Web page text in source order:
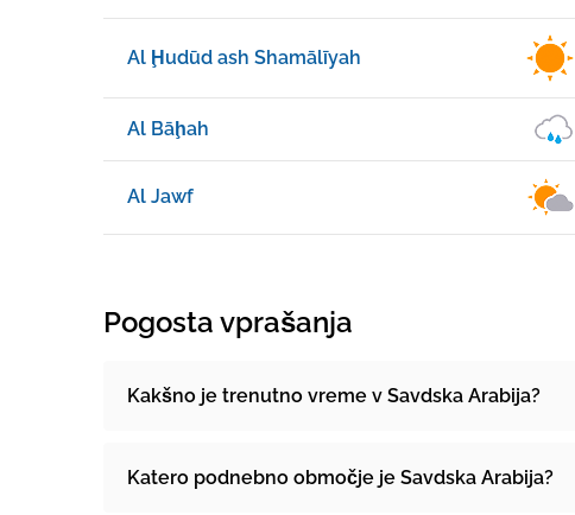
Al Ḩudūd ash Shamālīyah
Al Bāḩah
Al Jawf
Pogosta vprašanja
Kakšno je trenutno vreme v Savdska Arabija?
Katero podnebno območje je Savdska Arabija?